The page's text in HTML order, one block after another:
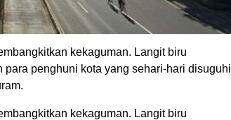
kekaguman. Langit biru
penghuni kota yang sehari-hari disuguhi
kekaguman. Langit biru